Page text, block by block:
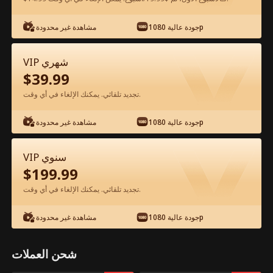
شاهد مجانًا في التطبيق
الحلقة 57 - احذر! إنها وريثة عبقرية وخطيرة
الفيلم كامل
0-49 50-67
57 58 59 60 61
مشاهدة غير محدودة جودة عالية 1080p
VIP شهري
$39.99
تجديد تلقائي. يمكنك الإلغاء في أي وقت.
مشاهدة غير محدودة جودة عالية 1080p
VIP سنوي
$199.99
تجديد تلقائي. يمكنك الإلغاء في أي وقت.
مشاهدة غير محدودة جودة عالية 1080p
شحن العملات